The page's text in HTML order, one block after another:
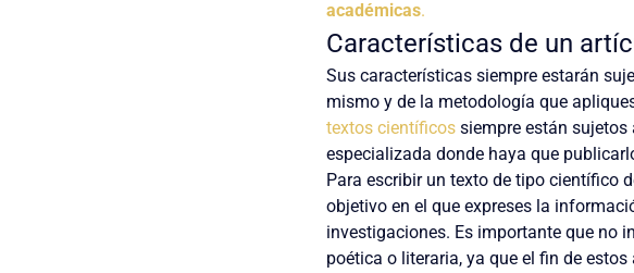
académicas.
Características de un
Sus características siempre estarán
mismo y de la metodología que
textos científicos siempre están
especializada donde haya que
Para escribir un texto de tipo científico
objetivo en el que expreses la
investigaciones. Es importante que no
poética o literaria, ya que el fin de